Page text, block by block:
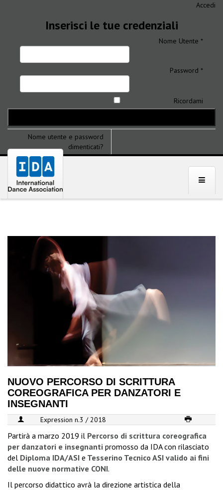
Accedi
Inserisci le tue credenziali
Nome Utente *
Password *
Ricordami
Nome utente e password
dimenticati?
NUOVO PERCORSO DI SCRITTURA
COREOGRAFICA PER DANZATORI E
INSEGNANTI
Expression n.3 / 2018
Partirà a marzo 2019 il Percorso di scrittura coreografica
per danzatori e insegnanti promosso da IDA con rilasciato
del Diploma IDA/ASI e Tesserino Tecnico ASI valido ai fini
delle nuove normative CONI.
Il percorso didattico avrà la direzione artistica della